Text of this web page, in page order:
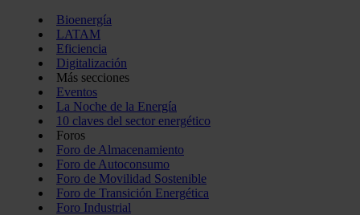
Bioenergía
LATAM
Eficiencia
Digitalización
Más secciones
Eventos
La Noche de la Energía
10 claves del sector energético
Foros
Foro de Almacenamiento
Foro de Autoconsumo
Foro de Movilidad Sostenible
Foro de Transición Energética
Foro Industrial